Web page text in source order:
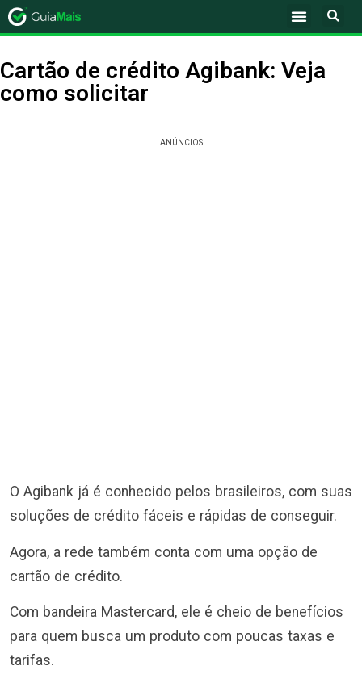
Cartão de crédito Agibank: Veja
como solicitar
ANÚNCIOS
O Agibank já é conhecido pelos brasileiros, com suas
soluções de crédito fáceis e rápidas de conseguir.
Agora, a rede também conta com uma opção de
cartão de crédito.
Com bandeira Mastercard, ele é cheio de benefícios
para quem busca um produto com poucas taxas e
tarifas.